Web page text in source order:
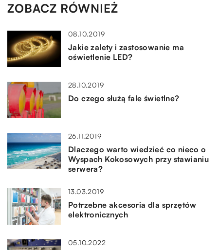
ZOBACZ RÓWNIEŻ
08.10.2019
Jakie zalety i zastosowanie ma
oświetlenie LED?
28.10.2019
Do czego służą fale świetlne?
26.11.2019
Dlaczego warto wiedzieć co nieco o
Wyspach Kokosowych przy stawianiu
serwera?
13.03.2019
Potrzebne akcesoria dla sprzętów
elektronicznych
05.10.2022